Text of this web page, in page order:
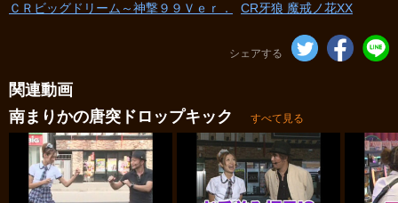
ＣＲビッグドリーム～神撃９９Ｖｅｒ． CR牙狼 魔戒ノ花XX
シェアする
関連動画
南まりかの唐突ドロップキック
すべて見る